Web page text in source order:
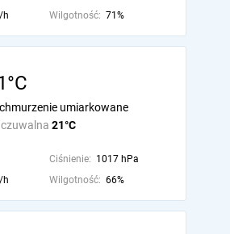
h Wilgotność: 71%
21°C
umiarkowane
Ciśnienie: 1017 hPa
h Wilgotność: 66%